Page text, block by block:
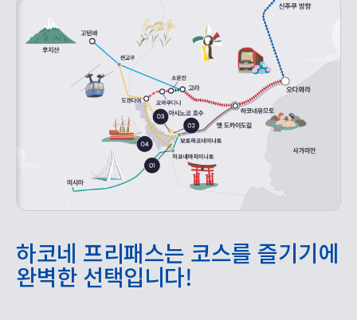
하코네 프리패스는 코스를 즐기기에
완벽한 선택입니다!